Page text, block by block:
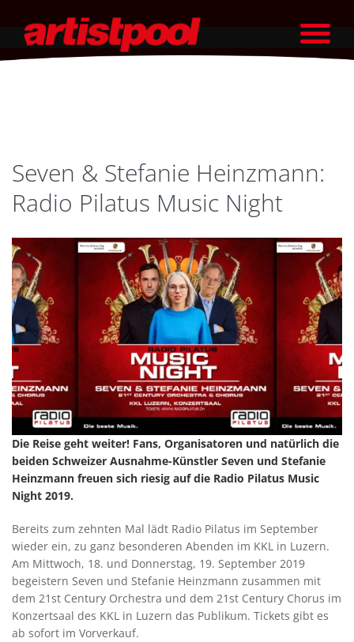
Seven & Stefanie Heinzmann:
Radio Pilatus Music Night
Die Reise geht weiter! Fans, Organisatoren und natürlich die
beiden Schweizer Ausnahme-Künstler Seven und Stefanie
Heinzmann freuen sich riesig auf die Radio Pilatus Music
Night 2019.
Bereits zum zehnten Mal lädt Radio Pilatus im September
wieder ein, zu ganz besonderen Abenden im KKL in Luzern.
Am Mittwoch, 18. und Donnerstag, 19. September 2019
begeistern Seven und Stefanie Heinzmann zusammen mit
dem 21st Century Orchestra und dem 21st Century Chorus im
Konzertsaal des KKL in Luzern das Publikum. Tickets gibt es
ab sofort im Vorverkauf.